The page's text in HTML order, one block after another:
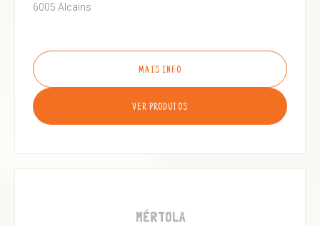
6005 Alcains
MAIS INFO
VER PRODUTOS
MÉRTOLA